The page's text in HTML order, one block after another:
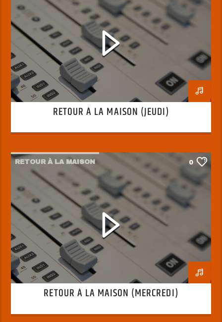
RETOUR À LA MAISON (JEUDI)
RETOUR À LA MAISON 0
RETOUR À LA MAISON (MERCREDI)